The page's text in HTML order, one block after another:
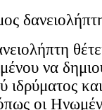
να
ιδρύματος
οι